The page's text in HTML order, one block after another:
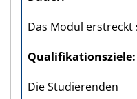
Das Modul erstreckt
Qualifikations­ziele
Die Studierenden